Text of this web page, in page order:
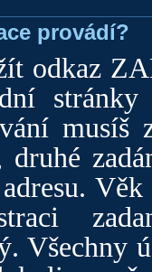
provádí?
odkaz
musíš
druhé
Všechny